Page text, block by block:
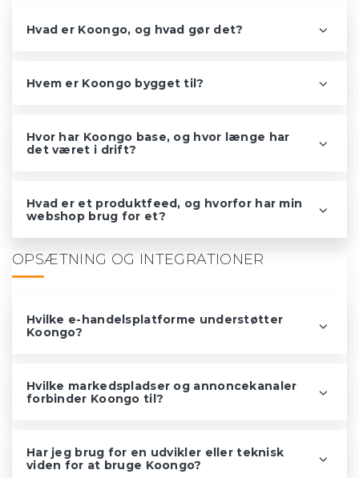
Hvad er Koongo, og hvad gør det?
Hvem er Koongo bygget til?
Hvor har Koongo base, og hvor længe har
det været i drift?
Hvad er et produktfeed, og hvorfor har min
webshop brug for et?
OPSÆTNING OG INTEGRATIONER
Hvilke e-handelsplatforme understøtter
Koongo?
Hvilke markedspladser og annoncekanaler
forbinder Koongo til?
Har jeg brug for en udvikler eller teknisk
viden for at bruge Koongo?